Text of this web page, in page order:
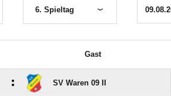
6. Spieltag
Gast
: SV Waren 09 II